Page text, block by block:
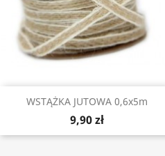
WSTĄŻKA JUTOWA 0,6x5m
9,90 zł